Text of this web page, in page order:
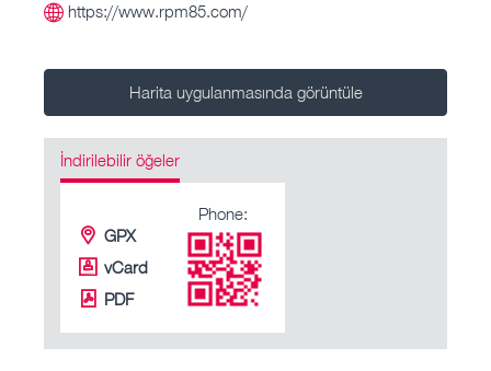
https://www.rpm85.com/
Harita uygulanmasında görüntüle
İndirilebilir öğeler
GPX
vCard
PDF
Phone: